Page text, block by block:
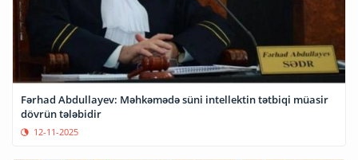
Fərhad Abdullayev: Məhkəmədə süni intellektin tətbiqi müasir
dövrün tələbidir
12-11-2025